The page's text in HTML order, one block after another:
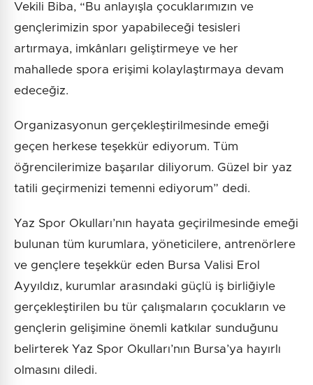
Vekili Biba, “Bu anlayışla çocuklarımızın ve
gençlerimizin spor yapabileceği tesisleri
artırmaya, imkânları geliştirmeye ve her
mahallede spora erişimi kolaylaştırmaya devam
edeceğiz.
Organizasyonun gerçekleştirilmesinde emeği
geçen herkese teşekkür ediyorum. Tüm
öğrencilerimize başarılar diliyorum. Güzel bir yaz
tatili geçirmenizi temenni ediyorum” dedi.
Yaz Spor Okulları’nın hayata geçirilmesinde emeği
bulunan tüm kurumlara, yöneticilere, antrenörlere
ve gençlere teşekkür eden Bursa Valisi Erol
Ayyıldız, kurumlar arasındaki güçlü iş birliğiyle
gerçekleştirilen bu tür çalışmaların çocukların ve
gençlerin gelişimine önemli katkılar sunduğunu
belirterek Yaz Spor Okulları’nın Bursa’ya hayırlı
olmasını diledi.